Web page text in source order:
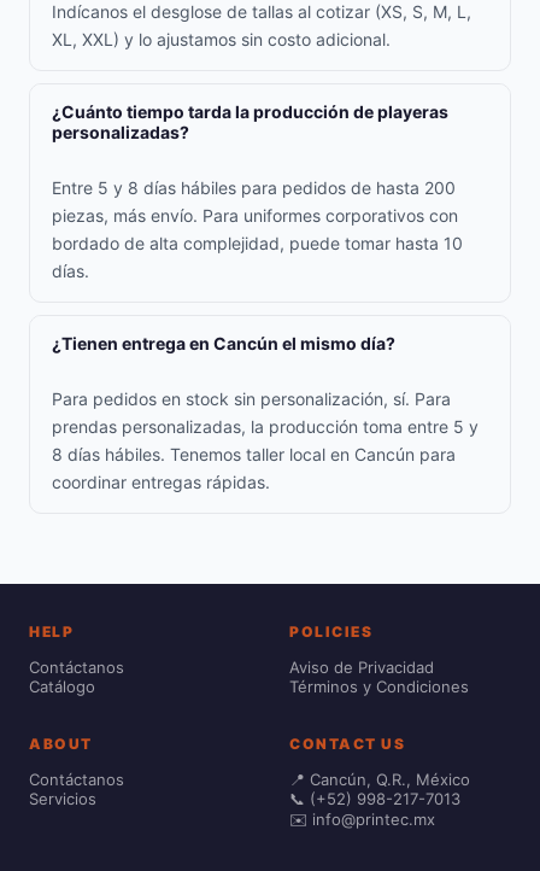
Indícanos el desglose de tallas al cotizar (XS, S, M, L,
XL, XXL) y lo ajustamos sin costo adicional.
¿Cuánto tiempo tarda la producción de playeras
personalizadas?
Entre 5 y 8 días hábiles para pedidos de hasta 200
piezas, más envío. Para uniformes corporativos con
bordado de alta complejidad, puede tomar hasta 10
días.
¿Tienen entrega en Cancún el mismo día?
Para pedidos en stock sin personalización, sí. Para
prendas personalizadas, la producción toma entre 5 y
8 días hábiles. Tenemos taller local en Cancún para
coordinar entregas rápidas.
HELP
Contáctanos
Catálogo
POLICIES
Aviso de Privacidad
Términos y Condiciones
ABOUT
Contáctanos
Servicios
CONTACT US
📍 Cancún, Q.R., México
📞 (+52) 998-217-7013
✉️ info@printec.mx